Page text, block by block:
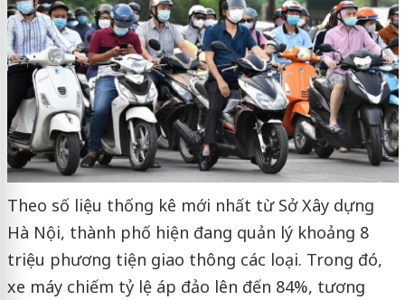
Theo số liệu thống kê mới nhất từ Sở Xây dựng
Hà Nội, thành phố hiện đang quản lý khoảng 8
triệu phương tiện giao thông các loại. Trong đó,
xe máy chiếm tỷ lệ áp đảo lên đến 84%, tương